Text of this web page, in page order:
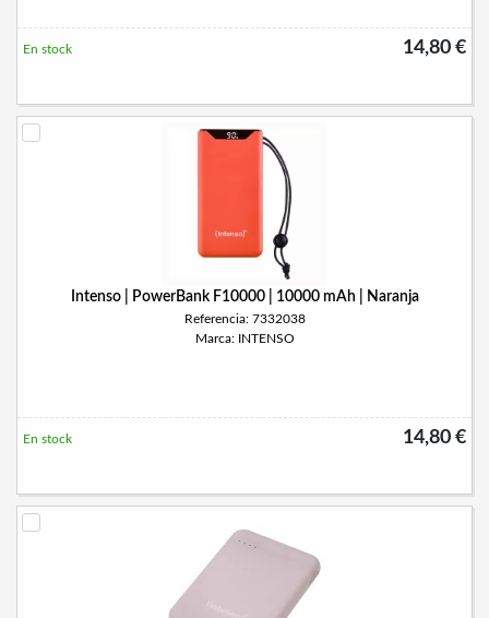
14,80 €
En stock
Intenso | PowerBank F10000 | 10000 mAh | Naranja
Referencia: 7332038
Marca: INTENSO
14,80 €
En stock